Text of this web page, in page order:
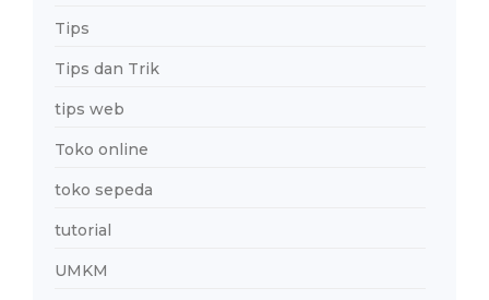
Tips
Tips dan Trik
tips web
Toko online
toko sepeda
tutorial
UMKM